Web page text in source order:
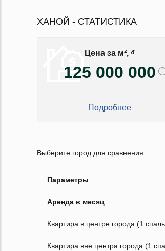
ХАНОЙ - СТАТИСТИКА
Цена за м², ₫
125 000 000
Подробнее
Выберите город для сравнения
Параметры
Аренда в месяц
Квартира в центре города (1
Квартира вне центра города (1